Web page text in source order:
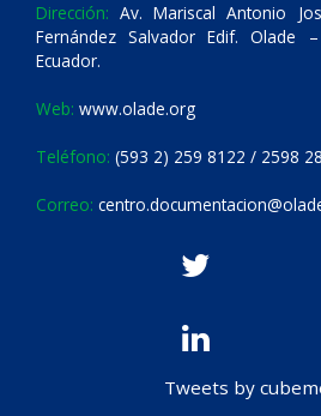
Dirección: Av. Mariscal Antonio
Fernández Salvador Edif. Olade
Ecuador.
Web: www.olade.org
Teléfono: (593 2) 259 8122 / 2598
Correo:
Tweets by